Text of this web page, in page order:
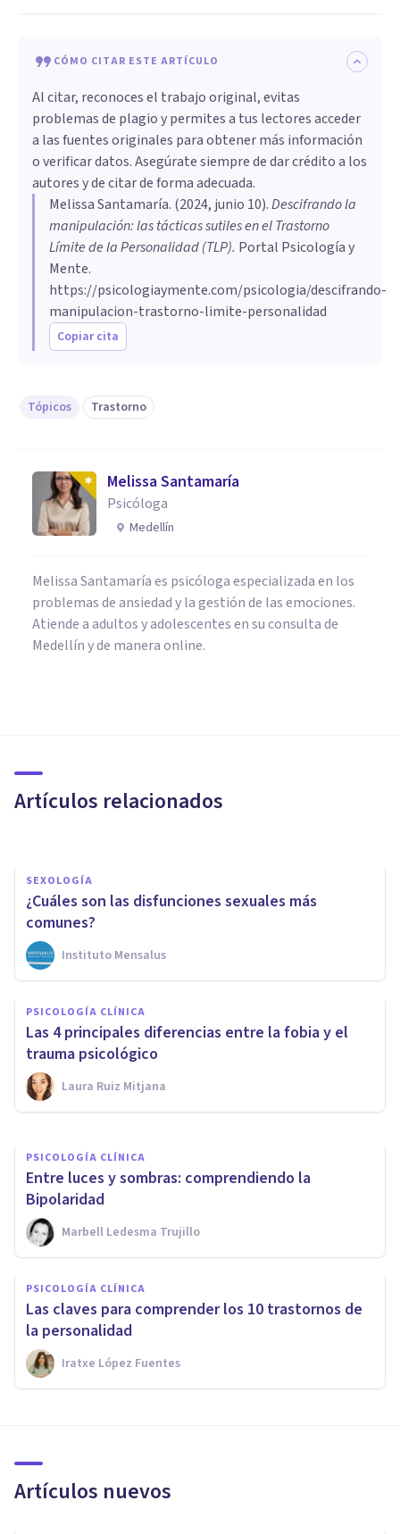
CÓMO CITAR ESTE ARTÍCULO
Al citar, reconoces el trabajo original, evitas
problemas de plagio y permites a tus lectores acceder
a las fuentes originales para obtener más información
o verificar datos. Asegúrate siempre de dar crédito a los
autores y de citar de forma adecuada.
Melissa Santamaría. (2024, junio 10).Descifrando la
manipulación: las tácticas sutiles en el Trastorno
Límite de la Personalidad (TLP). Portal Psicología y
Mente.
https://psicologiaymente.com/psicologia/descifrando-
manipulacion-trastorno-limite-personalidad
Copiar cita
Tópicos Trastorno
Melissa Santamaría
Psicóloga
Medellín
Melissa Santamaría es psicóloga especializada en los
problemas de ansiedad y la gestión de las emociones.
Atiende a adultos y adolescentes en su consulta de
Medellín y de manera online.
Artículos relacionados
divulgación científica
SEXOLOGÍA
¿Cuáles son las disfunciones sexuales más
comunes?
Instituto Mensalus
PSICOLOGÍA CLÍNICA
Las 4 principales diferencias entre la fobia y el
trauma psicológico
Laura Ruiz Mitjana
¿Qué tipo de trastorno es la
dismorfia corporal?
Iratxe López Fuentes
PSICOLOGÍA CLÍNICA
Entre luces y sombras: comprendiendo la
Bipolaridad
Marbell Ledesma Trujillo
PSICOLOGÍA CLÍNICA
Las claves para comprender los 10 trastornos de
la personalidad
Iratxe López Fuentes
Artículos nuevos